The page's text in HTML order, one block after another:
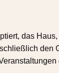
das
den